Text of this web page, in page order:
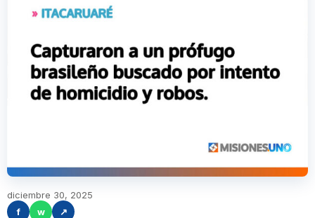
diciembre 30, 2025
f
w ↗